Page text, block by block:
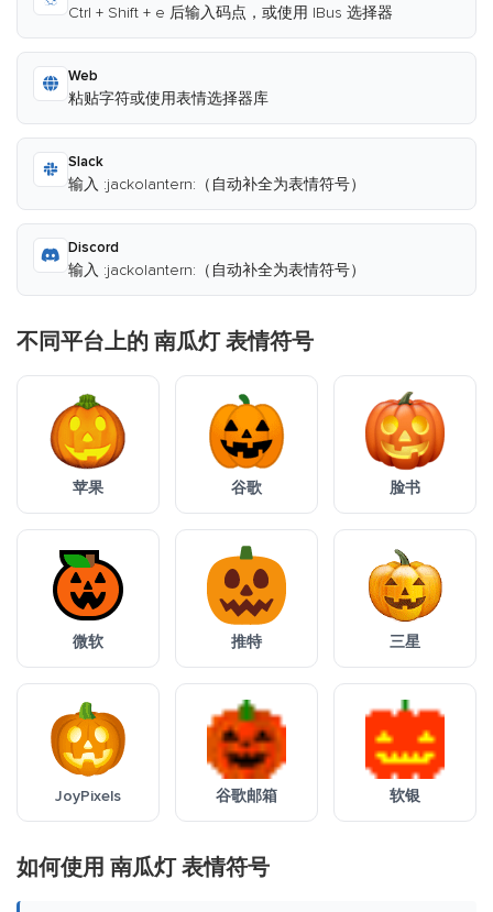
Ctrl + Shift + e 后输入码点，或使用 IBus 选择器
Web
粘贴字符或使用表情选择器库
Slack
输入 :jackolantern:（自动补全为表情符号）
Discord
输入 :jackolantern:（自动补全为表情符号）
不同平台上的 南瓜灯 表情符号
苹果 谷歌 脸书
微软 推特 三星
JoyPixels 谷歌邮箱 软银
如何使用 南瓜灯 表情符号